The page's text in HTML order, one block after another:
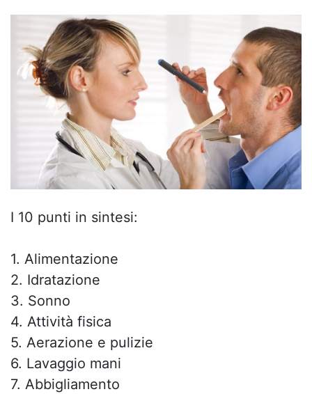
I 10 punti in sintesi:
1. Alimentazione
2. Idratazione
3. Sonno
4. Attività fisica
5. Aerazione e pulizie
6. Lavaggio mani
7. Abbigliamento